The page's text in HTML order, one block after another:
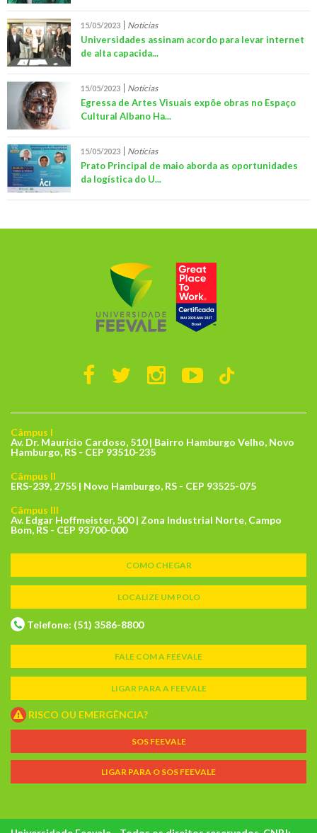
15/05/2023 Notícias
Universidades assinam acordo para levar internet
de alta capacida...
15/05/2023 Notícias
Egressa de Artes Visuais expõe obras no Espaço
Cultural Albano Ha...
15/05/2023 Notícias
Prato Principal de maio aborda as oportunidades
da logística do U...
Câmpus I
Av. Dr. Maurício Cardoso, 510 | Bairro Hamburgo Velho, Novo
Hamburgo, RS - CEP 93510-235
Câmpus II
ERS-239, 2755 | Novo Hamburgo, RS - CEP 93525-075
Câmpus III
Av. Edgar Hoffmeister, 500 | Zona Industrial Norte, Campo
Bom, RS - CEP 93700-000
COMO CHEGAR
LOCALIZE UM POLO
Telefone: (51) 3586-8800
FALE COM A FEEVALE
LIGAR PARA A FEEVALE
RISCO OU EMERGÊNCIA?
SOS FEEVALE
LIGAR PARA O SOS FEEVALE